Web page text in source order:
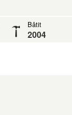
Bâtit
2004